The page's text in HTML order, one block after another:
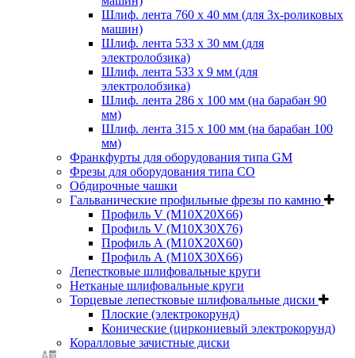
Шлиф. лента 760 х 40 мм (для 3х-роликовых
машин)
Шлиф. лента 533 х 30 мм (для
электролобзика)
Шлиф. лента 533 х 9 мм (для
электролобзика)
Шлиф. лента 286 х 100 мм (на барабан 90
мм)
Шлиф. лента 315 х 100 мм (на барабан 100
мм)
Франкфурты для оборудования типа GM
Фрезы для оборудования типа СО
Обдирочные чашки
Гальванические профильные фрезы по камню
Профиль V (M10X20X66)
Профиль V (M10X30X76)
Профиль А (М10Х20Х60)
Профиль А (М10Х30Х66)
Лепестковые шлифовальные круги
Нетканые шлифовальные круги
Торцевые лепестковые шлифовальные диски
Плоские (электрокорунд)
Конические (циркониевый электрокорунд)
Коралловые зачистные диски